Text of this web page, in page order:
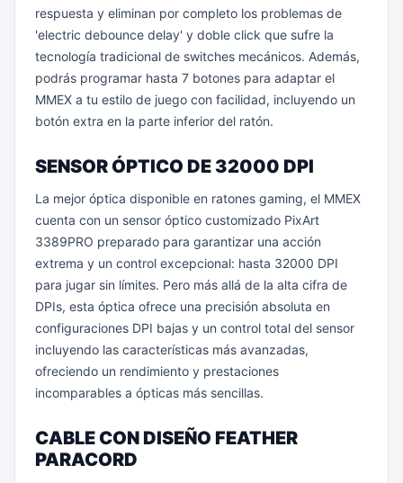
respuesta y eliminan por completo los problemas de
'electric debounce delay' y doble click que sufre la
tecnología tradicional de switches mecánicos. Además,
podrás programar hasta 7 botones para adaptar el
MMEX a tu estilo de juego con facilidad, incluyendo un
botón extra en la parte inferior del ratón.
SENSOR ÓPTICO DE 32000 DPI
La mejor óptica disponible en ratones gaming, el MMEX
cuenta con un sensor óptico customizado PixArt
3389PRO preparado para garantizar una acción
extrema y un control excepcional: hasta 32000 DPI
para jugar sin límites. Pero más allá de la alta cifra de
DPIs, esta óptica ofrece una precisión absoluta en
configuraciones DPI bajas y un control total del sensor
incluyendo las características más avanzadas,
ofreciendo un rendimiento y prestaciones
incomparables a ópticas más sencillas.
CABLE CON DISEÑO FEATHER
PARACORD